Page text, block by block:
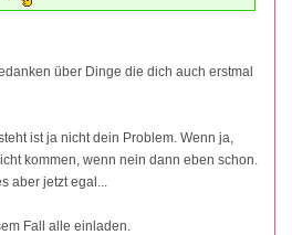
über Dinge die dich auch erstmal
ist ja nicht dein Problem. Wenn ja,
kommen, wenn nein dann eben schon.
aber jetzt egal...
Fall alle einladen.